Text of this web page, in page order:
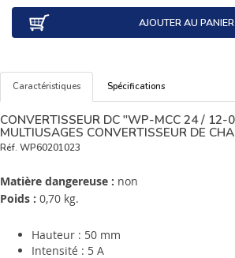
AJOUTER AU PANIER
Caractéristiques Spécifications
CONVERTISSEUR DC "WP-MCC 24 / 12-
MULTIUSAGES CONVERTISSEUR DE
Réf. WP60201023
Matière dangereuse : non
Poids : 0,70 kg.
Hauteur : 50 mm
Intensité : 5 A